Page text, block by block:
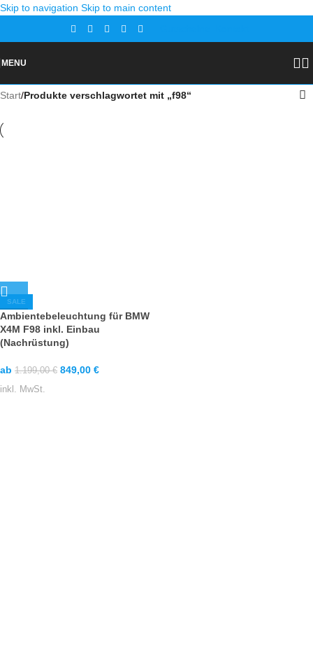
Skip to navigation Skip to main content
MENU
Start/Produkte verschlagwortet mit „f98“
SALE
Ambientebeleuchtung für BMW
X4M F98 inkl. Einbau
(Nachrüstung)
ab 1.199,00€ 849,00 €
inkl. MwSt.